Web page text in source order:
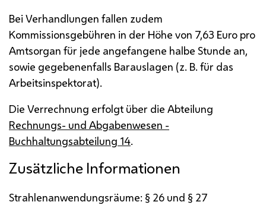
Bei Verhandlungen fallen zudem
Kommissionsgebühren in der Höhe von 7,63 Euro pro
Amtsorgan für jede angefangene halbe Stunde an,
sowie gegebenenfalls Barauslagen (z. B. für das
Arbeitsinspektorat).
Die Verrechnung erfolgt über die Abteilung
Rechnungs- und Abgabenwesen -
Buchhaltungsabteilung 14.
Zusätzliche Informationen
Strahlenanwendungsräume: § 26 und § 27